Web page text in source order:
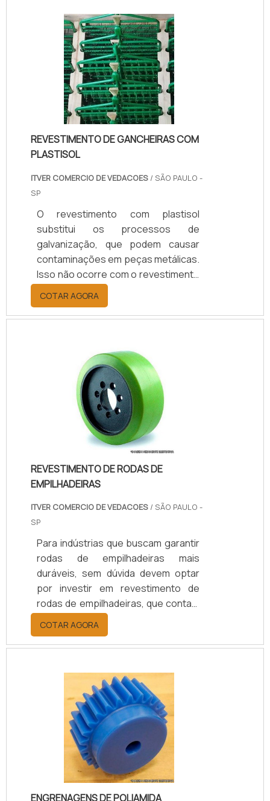
REVESTIMENTO DE GANCHEIRAS COM
PLASTISOL
ITVER COMERCIO DE VEDACOES / SÃO PAULO -
SP
O revestimento com plastisol
substitui os processos de
galvanização, que podem causar
contaminações em peças metálicas.
Isso não ocorre com o revestimento
de gancheiras com Plastisol, esse
pode ser inserido em diferentes
itens, alguns deles são: Mancais;
outros.O revestimento feito com
plastisol, tem resistência qualificada
em vários aspectos, como abrasão,
agentes químicos, e diversos
outros. Isso garante uma boa vida
útil às peças e materiais, portanto,
COTAR AGORA
REVESTIMENTO DE RODAS DE
EMPILHADEIRAS
ITVER COMERCIO DE VEDACOES / SÃO PAULO -
SP
Para indústrias que buscam garantir
rodas de empilhadeiras mais
duráveis, sem dúvida devem optar
por investir em revestimento de
rodas de empilhadeiras, que contam
com ampla gama de modalidades
ideais para esse tipo de peça, entre
eles: Revestimentos com poliamida
poliuretano; Revestimentos com
polietileno; Entre outros.Todas
essas categorias de revestimentos
são altamente qualificadas, pois
possuem qualidades, como:
resistência à deformação mecânica,
resistência a ele.
COTAR AGORA
ENGRENAGENS DE POLIAMIDA